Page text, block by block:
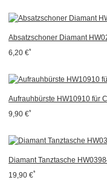
Absatzschoner Diamant
6,20 €*
Aufrauhbürste HW10910 für
9,90 €*
Diamant Tanztasche
19,90 €*